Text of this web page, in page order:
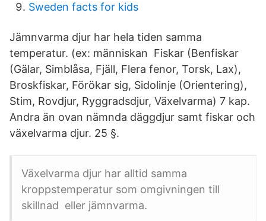
Sweden facts for kids
Jämnvarma djur har hela tiden samma
temperatur. (ex: människan Fiskar (Benfiskar
(Gälar, Simblåsa, Fjäll, Flera fenor, Torsk, Lax),
Broskfiskar, Förökar sig, Sidolinje (Orientering),
Stim, Rovdjur, Ryggradsdjur, Växelvarma) 7 kap.
Andra än ovan nämnda däggdjur samt fiskar och
växelvarma djur. 25 §.
Växelvarma djur har alltid samma
kroppstemperatur som omgivningen till
skillnad eller jämnvarma.